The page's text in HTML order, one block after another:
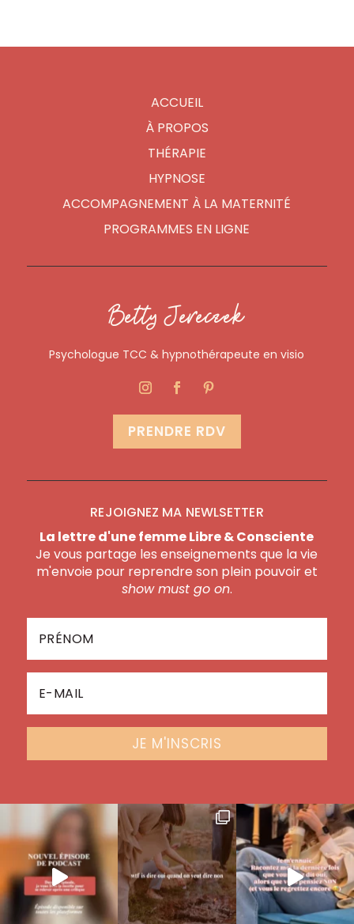
ACCUEIL
À PROPOS
THÉRAPIE
HYPNOSE
ACCOMPAGNEMENT À LA MATERNITÉ
PROGRAMMES EN LIGNE
Betty Jereczek
Psychologue TCC & hypnothérapeute en visio
PRENDRE RDV
REJOIGNEZ MA NEWLSETTER
La lettre d'une femme Libre & Consciente
Je vous partage les enseignements que la vie
m'envoie pour reprendre son plein pouvoir et
show must go on.
JE M'INSCRIS